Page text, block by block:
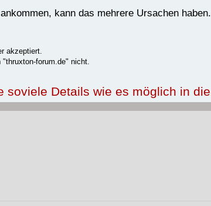
kann das mehrere Ursachen haben.
akzeptiert.
forum.de" nicht.
Details wie es möglich in